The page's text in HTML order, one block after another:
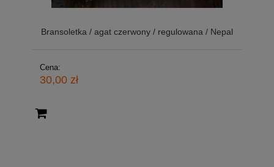
Bransoletka / agat czerwony / regulowana / Nepal
Cena:
30,00 zł